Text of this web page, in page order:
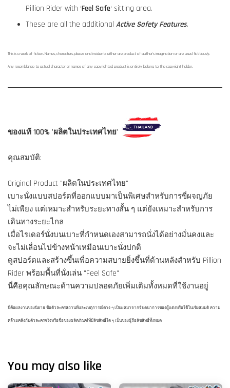
Pillion Rider with ‘Feel Safe‘ sitting area.
These are all the additional Active Safety Features.
This is a work of fiction. Names, characters, places and incidents either are product of author's imagination or are used fictitiously.
Any resemblance to actual character or names of any copyrighted product is entirely belong to the copyright holder.
ของแท้ 100% 'ผลิตในประเทศไทย'
คุณสมบัติ:
Original Product "ผลิตในประเทศไทย"
เบาะนั่งแบบสปอร์ตที่ออกแบบมาเป็นพิเศษสำหรับการขี่ผจญภัย
ไม่เพียง แต่เหมาะสำหรับระยะทางสั้น ๆ แต่ยังเหมาะสำหรับการ
เดินทางระยะไกล
เมื่อไรเดอร์นั่งบนเบาะที่กำหนดเองสามารถนั่งได้อย่างมั่นคงและ
จะไม่เลื่อนไปข้างหน้าเหมือนเบาะนั่งปกติ
ดูสปอร์ตและสร้างขึ้นเพื่อความสบายยิ่งขึ้นที่ด้านหลังสำหรับ Pillion
Rider พร้อมพื้นที่นั่งเล่น "Feel Safe"
นี่คือคุณลักษณะด้านความปลอดภัยเพิ่มเติมทั้งหมดที่ใช้งานอยู่
นี่คือผลงานของนิยาย ชื่อตัวละครสถานที่และเหตุการณ์ต่าง ๆ เป็นผลมาจากจินตนาการของผู้แต่งหรือใช้ในเชิงสมมติ ความ
คล้ายคลึงกับตัวละครจริงหรือชื่อของผลิตภัณฑ์ที่มีลิขสิทธิ์ใด ๆ เป็นของผู้ถือลิขสิทธิ์ทั้งหมด
You may also like